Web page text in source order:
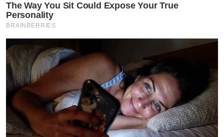
The Way You Sit Could Expose Your True
Personality
BRAINBERRIES